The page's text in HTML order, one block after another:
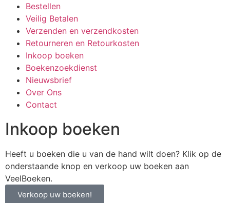
Bestellen
Veilig Betalen
Verzenden en verzendkosten
Retourneren en Retourkosten
Inkoop boeken
Boekenzoekdienst
Nieuwsbrief
Over Ons
Contact
Inkoop boeken
Heeft u boeken die u van de hand wilt doen? Klik op de
onderstaande knop en verkoop uw boeken aan
VeelBoeken.
Verkoop uw boeken!